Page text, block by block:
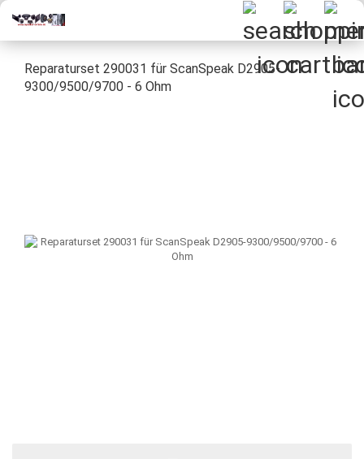
Reparaturset 290031 für ScanSpeak D2905-
9300/9500/9700 - 6 Ohm